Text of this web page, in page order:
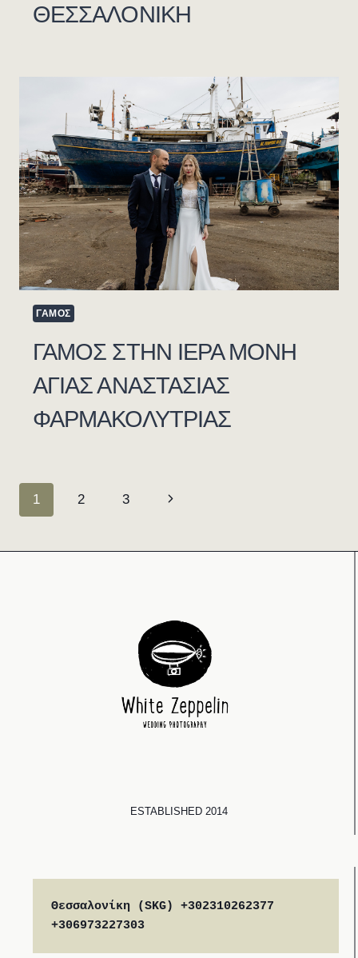
ΘΕΣΣΑΛOΝΙΚΗ
ΓΑΜΟΣ
ΓΑΜΟΣ ΣΤΗΝ ΙΕΡΑ ΜΟΝΗ
ΑΓΙΑΣ ΑΝΑΣΤΑΣΙΑΣ
ΦΑΡΜΑΚΟΛΥΤΡΙΑΣ
Page
Navigation
1 2 3
Next
ESTABLISHED 2014
Θεσσαλονίκη (SKG) +302310262377
+306973227303